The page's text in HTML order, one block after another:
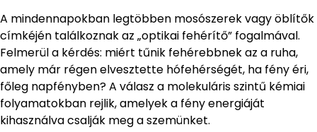
A mindennapokban legtöbben mosószerek vagy öblítők
címkéjén találkoznak az „optikai fehérítő” fogalmával.
Felmerül a kérdés: miért tűnik fehérebbnek az a ruha,
amely már régen elvesztette hófehérségét, ha fény éri,
főleg napfényben? A válasz a molekuláris szintű kémiai
folyamatokban rejlik, amelyek a fény energiáját
kihasználva csalják meg a szemünket.